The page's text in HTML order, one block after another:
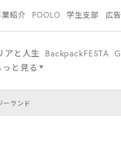
紹介 POOLO 学生支部 広
アと人生 BackpackFESTA
っと見る
ーランド